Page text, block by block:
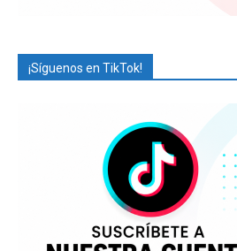
¡Síguenos en TikTok!